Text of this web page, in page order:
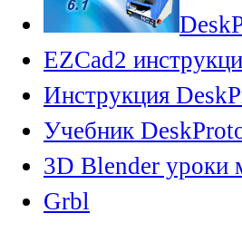
EZCad2
Инструкция
Учебник
3D Blender уроки
Grbl